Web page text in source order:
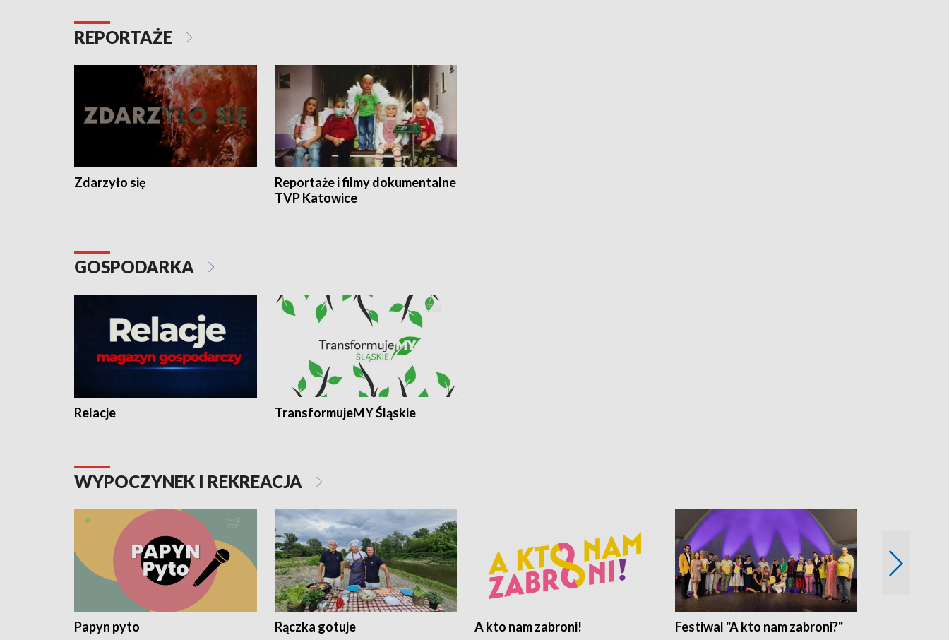
REPORTAŻE
Zdarzyło się
Reportaże i filmy dokumentalne
TVP Katowice
GOSPODARKA
Relacje TransformujeMY Śląskie
WYPOCZYNEK I REKREACJA
Papyn pyto Rączka gotuje A kto nam zabroni! Festiwal "A kto nam zabroni?"